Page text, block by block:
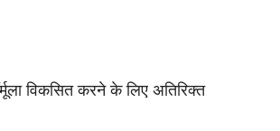
विकसित करने के लिए अतिरिक्त